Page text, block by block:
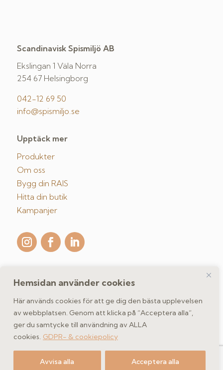
Hemsidan använder cookies
Här används cookies för att ge dig den bästa upplevelsen
av webbplatsen. Genom att klicka på “Acceptera alla”,
ger du samtycke till användning av ALLA
cookies. GDPR- & cookiepolicy
Avvisa alla Acceptera alla
Scandinavisk Spismiljö AB
Ekslingan 1 Väla Norra
254 67 Helsingborg
042-12 69 50
info@spismiljo.se
Upptäck mer
Produkter
Om oss
Bygg din RAIS
Hitta din butik
Kampanjer
GDPR- & cookiepolicy